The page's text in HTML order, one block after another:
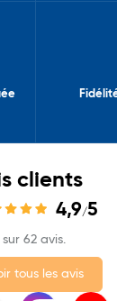
clients
4,9/5
sur 62 avis.
tous les avis